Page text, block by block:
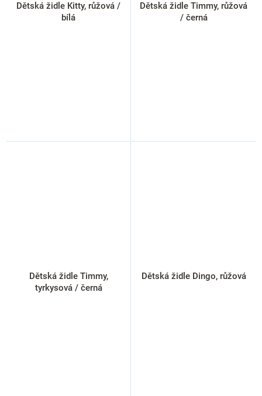
Dětská židle Kitty, růžová /
bílá
Dětská židle Timmy, růžová
/ černá
Dětská židle Timmy,
tyrkysová / černá
Dětská židle Dingo, růžová